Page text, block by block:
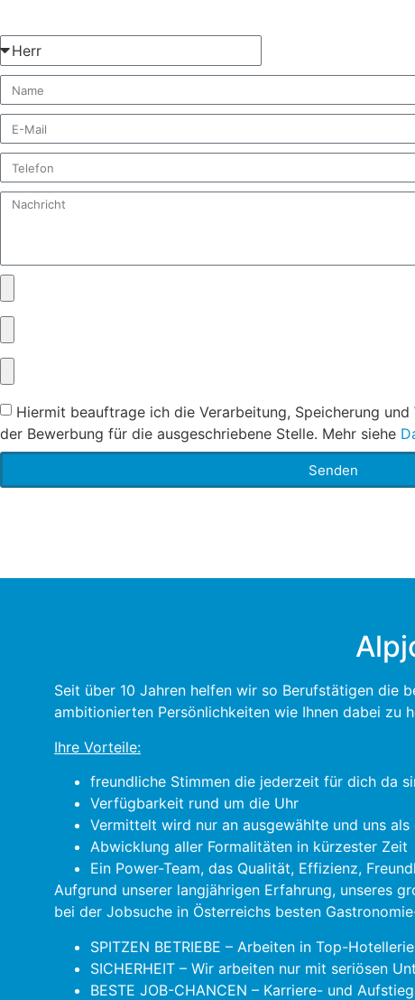
Hiermit beauftrage ich die Verarbeitung, Speicherung
der Bewerbung für die ausgeschriebene Stelle. Mehr siehe
Senden
Seit über 10 Jahren helfen wir so Berufstätigen die
ambitionierten Persönlichkeiten wie Ihnen dabei zu
Ihre Vorteile:
freundliche Stimmen die jederzeit für dich da
Verfügbarkeit rund um die Uhr
Vermittelt wird nur an ausgewählte und uns
Abwicklung aller Formalitäten in kürzester Zeit
Ein Power-Team, das Qualität, Effizienz,
Aufgrund unserer langjährigen Erfahrung, unseres
bei der Jobsuche in Österreichs besten
SPITZEN BETRIEBE – Arbeiten in Top-
SICHERHEIT – Wir arbeiten nur mit seriösen
BESTE JOB-CHANCEN – Karriere- und